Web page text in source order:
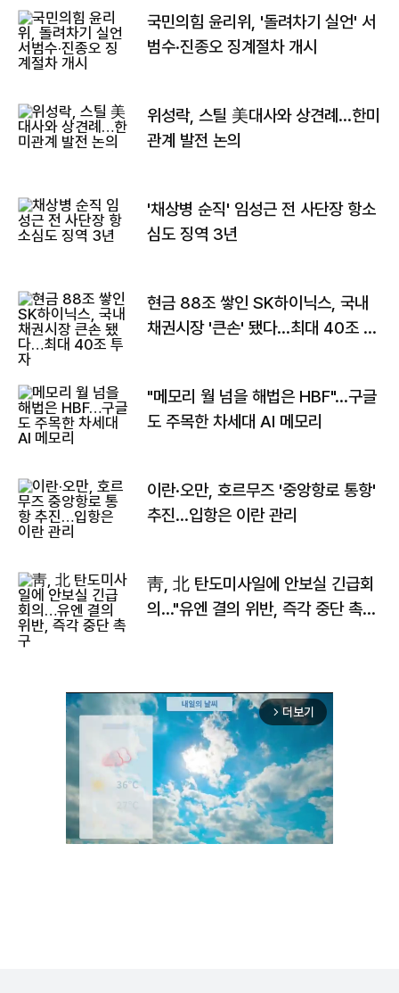
국민의힘 윤리위, '돌려차기 실언' 서
범수·진종오 징계절차 개시
위성락, 스틸 美대사와 상견례…한미
관계 발전 논의
'채상병 순직' 임성근 전 사단장 항소
심도 징역 3년
현금 88조 쌓인 SK하이닉스, 국내
채권시장 '큰손' 됐다…최대 40조 투
"메모리 월 넘을 해법은 HBF"…구글
도 주목한 차세대 AI 메모리
이란·오만, 호르무즈 '중앙항로 통항'
추진…입항은 이란 관리
靑, 北 탄도미사일에 안보실 긴급회
의…"유엔 결의 위반, 즉각 중단 촉
arrow_forward_ios 더보기